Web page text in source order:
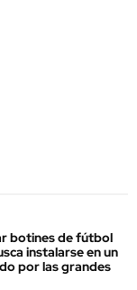
botines de fútbol
instalarse en un
por las grandes